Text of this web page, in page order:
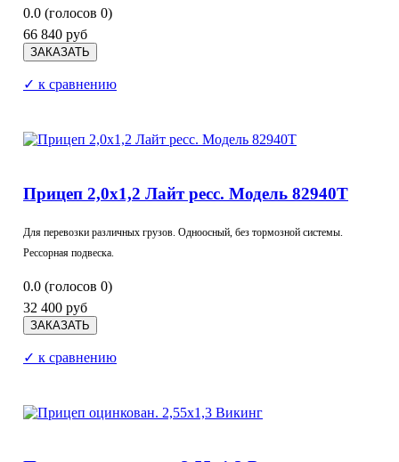
0.0 (голосов 0)
66 840 руб
✓ к сравнению
Прицеп 2,0х1,2 Лайт ресс. Модель 82940Т
Для перевозки различных грузов. Одноосный, без тормозной системы.
Рессорная подвеска.
0.0 (голосов 0)
32 400 руб
✓ к сравнению